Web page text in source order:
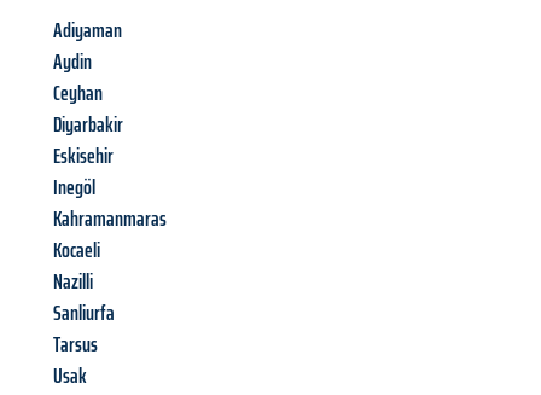
Adiyaman
Aydin
Ceyhan
Diyarbakir
Eskisehir
Inegöl
Kahramanmaras
Kocaeli
Nazilli
Sanliurfa
Tarsus
Usak